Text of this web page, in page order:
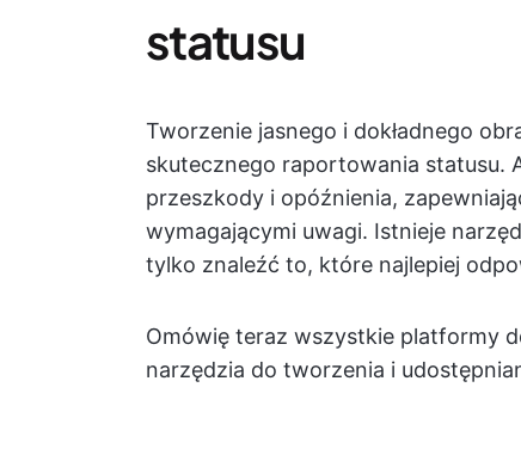
statusu
Tworzenie jasnego i dokładnego
skutecznego raportowania statusu.
przeszkody i opóźnienia,
wymagającymi uwagi. Istnieje
tylko znaleźć to, które najlepiej
Omówię teraz wszystkie platformy
narzędzia do tworzenia i